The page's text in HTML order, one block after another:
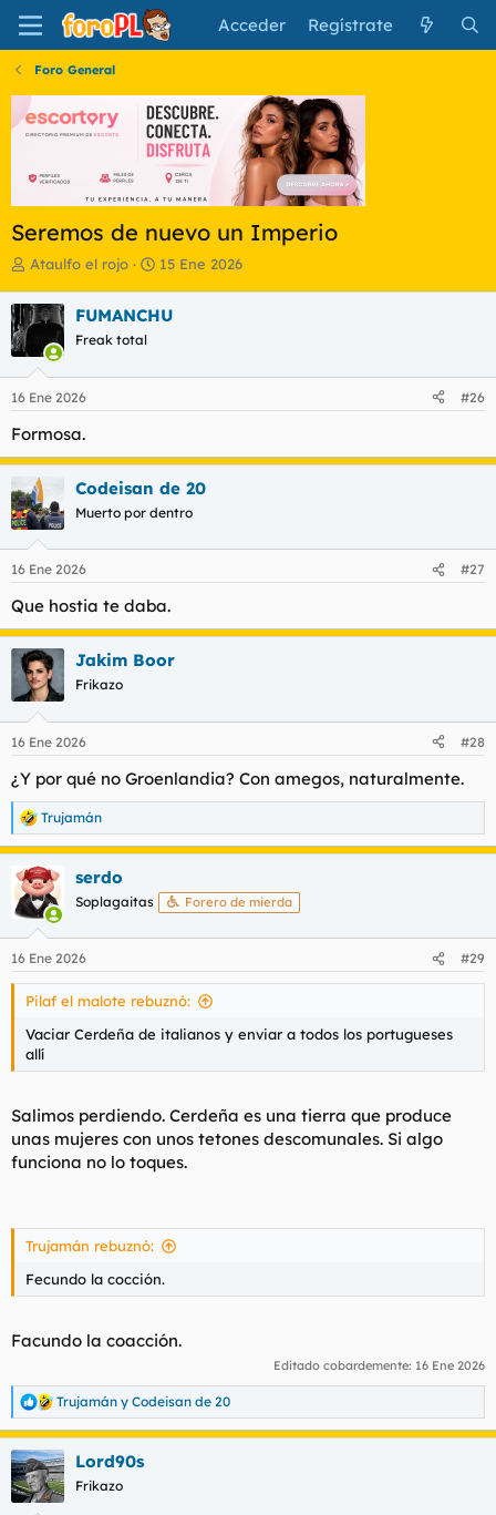
Acceder Regístrate
Foro General
Seremos de nuevo un Imperio
I
i
c
a
d
o
d
e
t
e
m
a
Ataulfo el rojo
F
h
e
c
i
15 Ene 2026
FUMANCHU
Freak total
16 Ene 2026 #26
Formosa.
Codeisan de 20
Muerto por dentro
16 Ene 2026 #27
Que hostia te daba.
Jakim Boor
Frikazo
16 Ene 2026 #28
¿Y por qué no Groenlandia? Con amegos, naturalmente.
R
e
a
c
c
i
e
s
Trujamán
serdo
Soplagaitas Forero de mierda
16 Ene 2026 #29
Pilaf el malote rebuznó:
Vaciar Cerdeña de italianos y enviar a todos los portugueses
allí
Salimos perdiendo. Cerdeña es una tierra que produce
unas mujeres con unos tetones descomunales. Si algo
funciona no lo toques.
Trujamán rebuznó:
Fecundo la cocción.
Facundo la coacción.
Editado cobardemente: 16 Ene 2026
R
e
a
c
c
i
Trujamán y Codeisan de 20
Lord90s
Frikazo